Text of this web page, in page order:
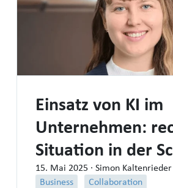
Einsatz von KI im
Unternehmen:
Situation in der
15. Mai 2025 · Simon Kaltenrieder
Business
Collaboration